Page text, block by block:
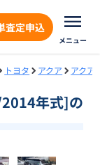
査定申込
メニュー
トヨタ アクア アクア
年式]の
1/18